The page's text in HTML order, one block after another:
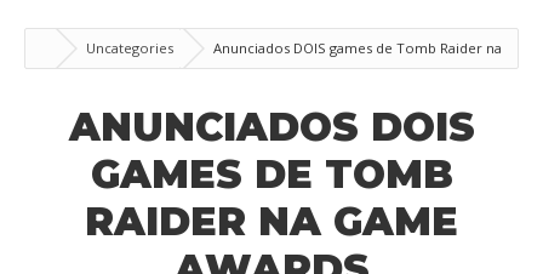
Uncategories
Anunciados DOIS games de Tomb Raider na
Game Awards
ANUNCIADOS DOIS
GAMES DE TOMB
RAIDER NA GAME